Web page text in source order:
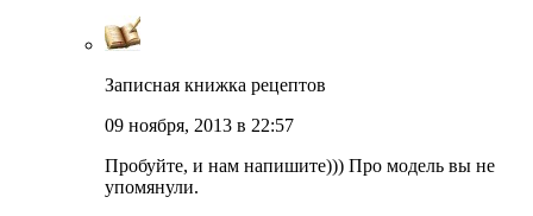
Записная книжка рецептов
09 ноября, 2013 в 22:57
Пробуйте, и нам напишите))) Про модель вы не
упомянули.